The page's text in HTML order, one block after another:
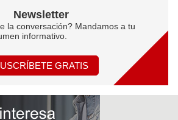
Newsletter
la conversación? Mandamos a tu
informativo.
GRATIS